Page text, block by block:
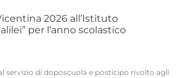
2026 all’Istituto
per l’anno scolastico
servizio di doposcuola e posticipo rivolto agli